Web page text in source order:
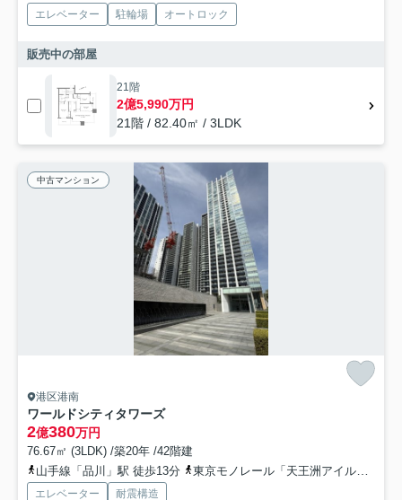
エレベーター 駐輪場 オートロック
販売中の部屋
21階
2億5,990万円
21階 / 82.40㎡ / 3LDK
中古マンション
港区港南
ワールドシティタワーズ
2億380万円
76.67㎡ (3LDK) /築20年 /42階建
山手線「品川」駅 徒歩13分
東京モノレール「天王洲アイル」駅 徒歩8分
エレベーター 耐震構造